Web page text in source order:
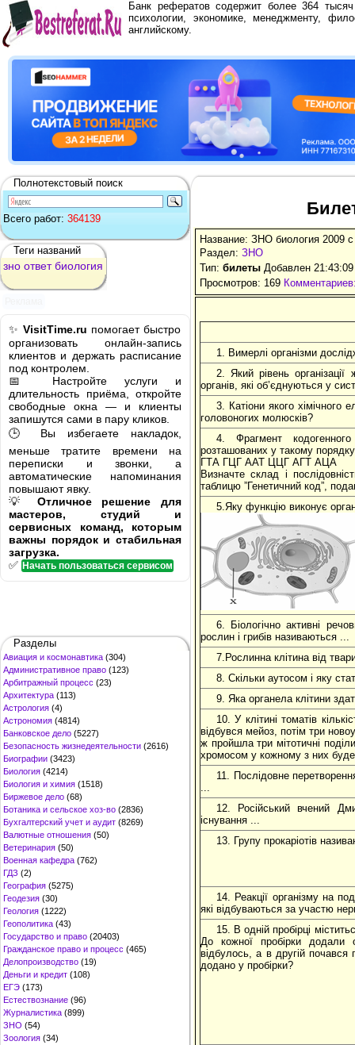
Банк рефератов содержит более 364
психологии, экономике, менеджменту,
английскому.
Полнотекстовый поиск
Всего работ: 364139
Теги названий
зно ответ биология
✨ VisitTime.ru помогает быстро
организовать онлайн-запись
клиентов и держать расписание
под контролем.
📅 Настройте услуги и
длительность приёма, откройте
свободные окна — и клиенты
запишутся сами в пару кликов.
🕒 Вы избегаете накладок,
меньше тратите времени на
переписки и звонки, а
автоматические напоминания
повышают явку.
💡 Отличное решение для
мастеров, студий и
сервисных команд, которым
важны порядок и стабильная
загрузка.
✅ Начать пользоваться сервисом
Разделы
Авиация и космонавтика (304)
Административное право (123)
Арбитражный процесс (23)
Архитектура (113)
Астрология (4)
Астрономия (4814)
Банковское дело (5227)
Безопасность жизнедеятельности (2616)
Биографии (3423)
Биология (4214)
Биология и химия (1518)
Биржевое дело (68)
Ботаника и сельское хоз-во (2836)
Бухгалтерский учет и аудит (8269)
Валютные отношения (50)
Ветеринария (50)
Военная кафедра (762)
ГДЗ (2)
География (5275)
Геодезия (30)
Геология (1222)
Геополитика (43)
Государство и право (20403)
Гражданское право и процесс (465)
Делопроизводство (19)
Деньги и кредит (108)
ЕГЭ (173)
Естествознание (96)
Журналистика (899)
ЗНО (54)
Зоология (34)
Название: ЗНО биология 2009
Раздел: ЗНО
Тип: билеты Добавлен
Просмотров: 169
1. Вимерлі організми
2. Який рівень організації
органів, які об’єднуються у
3. Катіони якого хімічного
головоногих молюсків?
4. Фрагмент
розташованих у такому
ГТА ГЦГ ААТ ЦЦГ АГТ АЦА
Визначте склад і
таблицю ”Генетичний код”,
5.Яку функцію виконує
6. Біологічно активні
рослин і грибів називаються ...
7.Рослинна клітина від
8. Скільки аутосом і яку
9. Яка органела клітини
10. У клітині томатів
відбувся мейоз, потім три
ж пройшла три мітотичні
хромосом у кожному з них буде
11. Послідовне
...
12. Російський вчений
існування ...
13. Групу прокаріотів
14. Реакції організму на
які відбуваються за участю
15. В одній пробірці
До кожної пробірки додали
відбулось, а в другій
додано у пробірки?